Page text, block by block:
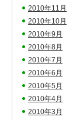
2010年11月
2010年10月
2010年9月
2010年8月
2010年7月
2010年6月
2010年5月
2010年4月
2010年3月